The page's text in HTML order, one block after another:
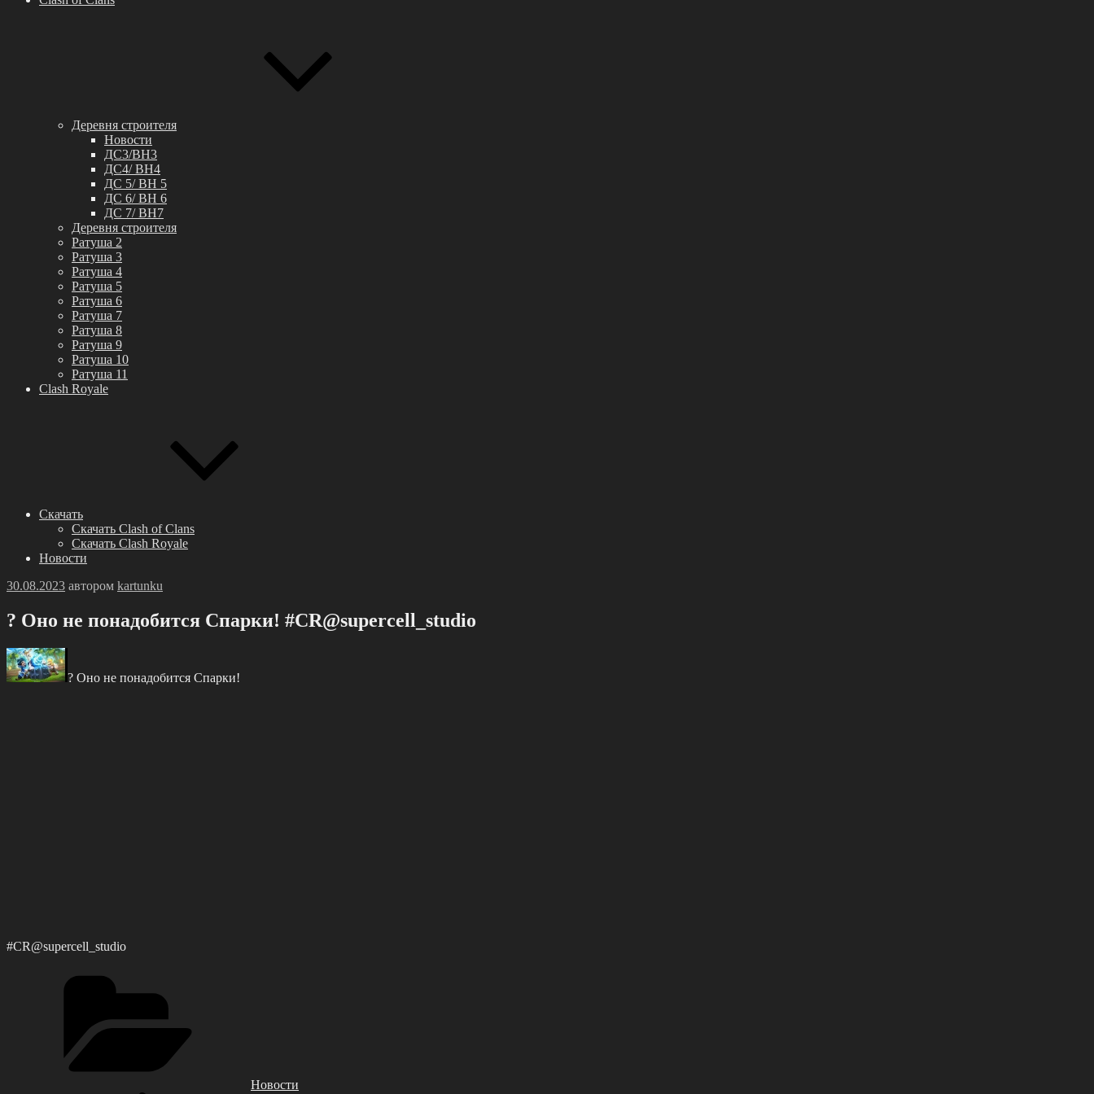
Деревня строителя
Новости
ДС3/BH3
ДС4/ BH4
ДС 5/ BH 5
ДС 6/ BH 6
ДС 7/ BH7
Деревня строителя
Ратуша 2
Ратуша 3
Ратуша 4
Ратуша 5
Ратуша 6
Ратуша 7
Ратуша 8
Ратуша 9
Ратуша 10
Ратуша 11
Clash Royale
Скачать
Скачать Clash of Clans
Скачать Clash Royale
Новости
Опубликовано
30.08.2023 автором kartunku
? Оно не понадобитcя Спaрки! #CR@supercell_studio
? Оно не понадобитcя Спaрки!
#CR@supercell_studio
Новости